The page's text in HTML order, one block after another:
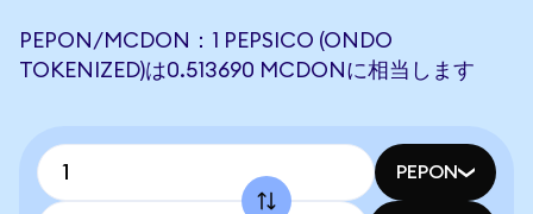
PEPON/MCDON：1 PEPSICO (ONDO
TOKENIZED)は0.513690 MCDONに相当します
PEPON